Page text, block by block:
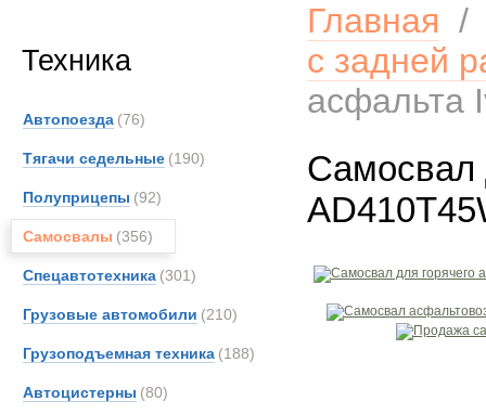
Техника
Автопоезда (76)
Тягачи седельные (190)
Полуприцепы (92)
Самосвалы (356)
Спецавтотехника (301)
Грузовые автомобили (210)
Грузоподъемная техника (188)
Автоцистерны (80)
Главная
с задней
асфальта
Самосвал